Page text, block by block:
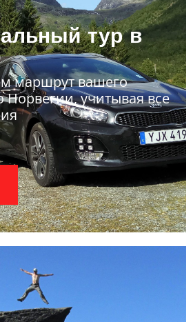
тур в
маршрут вашего
Норвегии, учитывая все